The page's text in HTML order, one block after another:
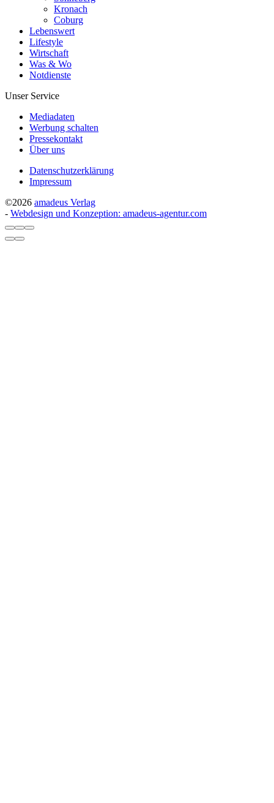
Kronach
Coburg
Lebenswert
Lifestyle
Wirtschaft
Was & Wo
Notdienste
Unser Service
Mediadaten
Werbung schalten
Pressekontakt
Über uns
Datenschutzerklärung
Impressum
©2026 amadeus Verlag
- Webdesign und Konzeption: amadeus-agentur.com